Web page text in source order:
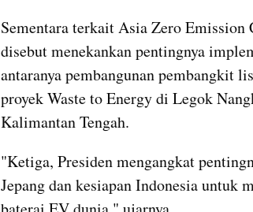
Sementara terkait Asia Zero
disebut menekankan pentingnya
antaranya pembangunan pembangkit
proyek Waste to Energy di Legok
Kalimantan Tengah.
"Ketiga, Presiden mengangkat
Jepang dan kesiapan Indonesia untuk